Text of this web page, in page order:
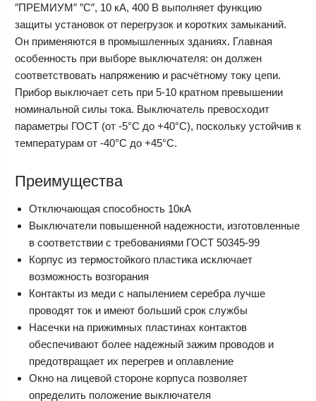
″ПРЕМИУМ″ ″C″, 10 кА, 400 В выполняет функцию
защиты установок от перегрузок и коротких замыканий.
Он применяются в промышленных зданиях. Главная
особенность при выборе выключателя: он должен
соответствовать напряжению и расчётному току цепи.
Прибор выключает сеть при 5-10 кратном превышении
номинальной силы тока. Выключатель превосходит
параметры ГОСТ (от -5°С до +40°С), поскольку устойчив к
температурам от -40°С до +45°С.
Преимущества
Отключающая способность 10кА
Выключатели повышенной надежности, изготовленные
в соответствии с требованиями ГОСТ 50345-99
Корпус из термостойкого пластика исключает
возможность возгорания
Контакты из меди с напылением серебра лучше
проводят ток и имеют больший срок службы
Насечки на прижимных пластинах контактов
обеспечивают более надежный зажим проводов и
предотвращает их перегрев и оплавление
Окно на лицевой стороне корпуса позволяет
определить положение выключателя